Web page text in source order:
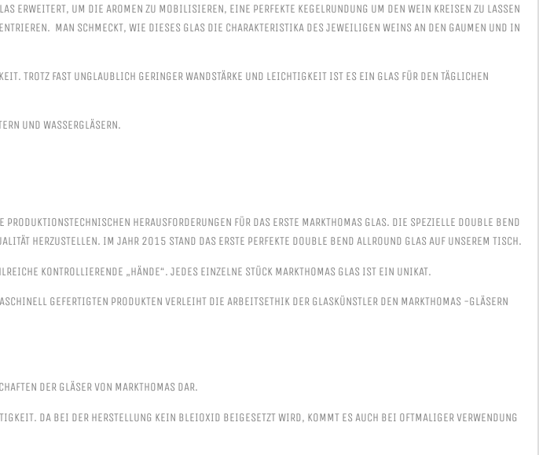
ERWEITERT, UM DIE AROMEN ZU MOBILISIEREN, EINE PERFEKTE KEGELRUNDUNG UM DEN WEIN KREISEN ZU LASSEN U
MAN SCHMECKT, WIE DIESES GLAS DIE CHARAKTERISTIKA DES JEWEILIGEN WEINS AN DEN GAUMEN UND IN D
TROTZ FAST UNGLAUBLICH GERINGER WANDSTÄRKE UND LEICHTIGKEIT IST ES EIN GLAS FÜR DEN TÄGLICHEN GE
UND WASSERGLÄSERN.
HERAUSFORDERUNGEN FÜR DAS ERSTE MARKTHOMAS GLAS. DIE SPEZIELLE DOUBLE BEND F
HERZUSTELLEN. IM JAHR 2015 STAND DAS ERSTE PERFEKTE DOUBLE BEND ALLROUND GLAS AUF UNSEREM TISCH.
KONTROLLIERENDE „HÄNDE“. JEDES EINZELNE STÜCK MARKTHOMAS GLAS IST EIN UNIKAT.
GEFERTIGTEN PRODUKTEN VERLEIHT DIE ARBEITSETHIK DER GLASKÜNSTLER DEN MARKTHOMAS -GLÄSERN
DER GLÄSER VON MARKTHOMAS DAR.
DA BEI DER HERSTELLUNG KEIN BLEIOXID BEIGESETZT WIRD, KOMMT ES AUCH BEI OFTMALIGER VERWENDUNG